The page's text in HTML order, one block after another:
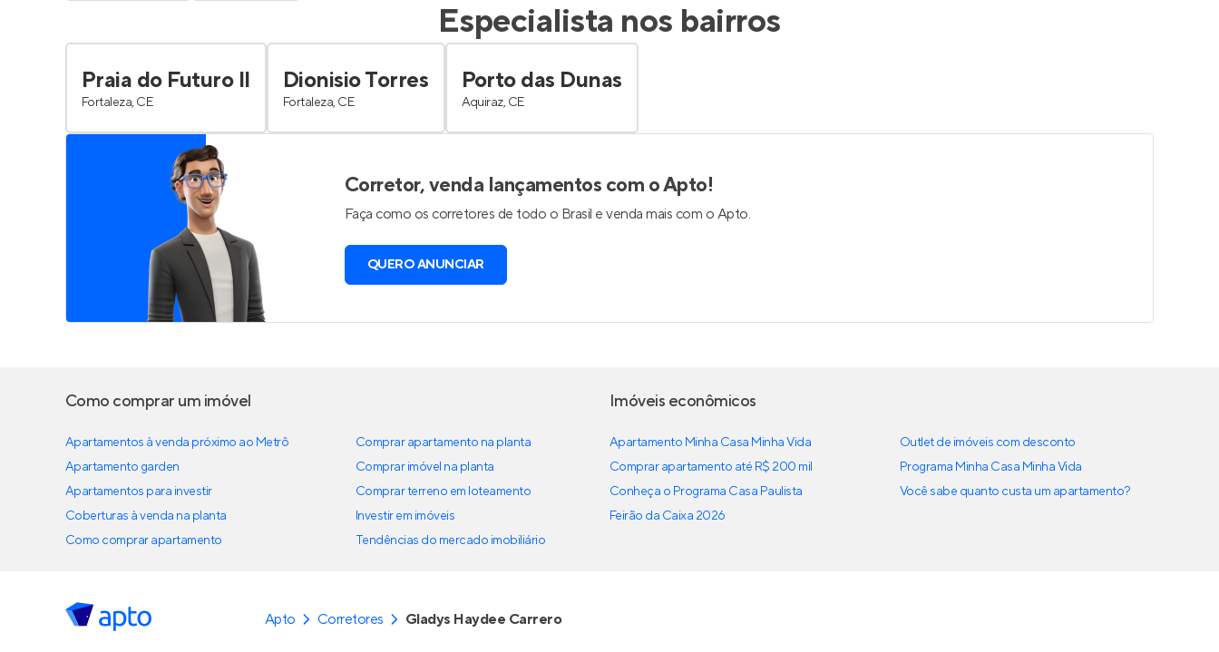
Especialista nos bairros
Praia do Futuro II
Fortaleza, CE
Dionisio Torres
Fortaleza, CE
Porto das Dunas
Aquiraz, CE
Corretor, venda lançamentos com o Apto!
Faça como os corretores de todo o Brasil e venda mais com o Apto.
QUERO ANUNCIAR
Como comprar um imóvel
Apartamentos à venda próximo ao Metrô
Apartamento garden
Apartamentos para investir
Coberturas à venda na planta
Como comprar apartamento
Comprar apartamento na planta
Comprar imóvel na planta
Comprar terreno em loteamento
Investir em imóveis
Tendências do mercado imobiliário
Imóveis econômicos
Apartamento Minha Casa Minha Vida
Comprar apartamento até R$ 200 mil
Conheça o Programa Casa Paulista
Feirão da Caixa 2026
Outlet de imóveis com desconto
Programa Minha Casa Minha Vida
Você sabe quanto custa um apartamento?
Apto Corretores Gladys Haydee Carrero